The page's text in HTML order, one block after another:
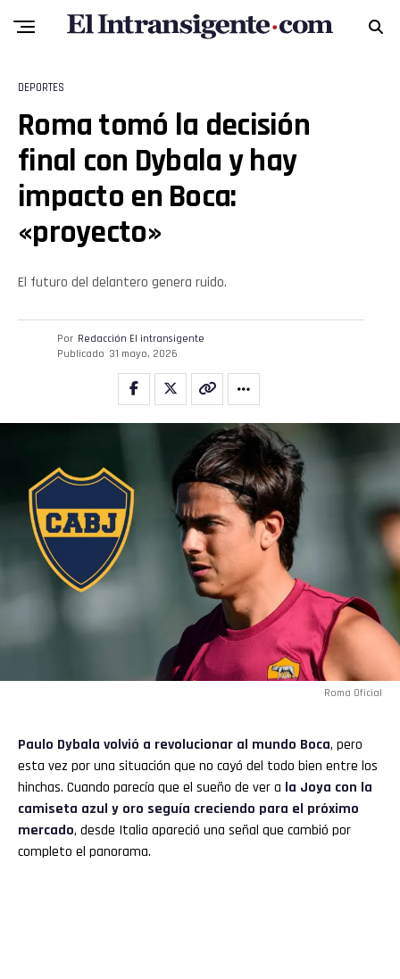
DEPORTES
Roma tomó la decisión
final con Dybala y hay
impacto en Boca:
«proyecto»
El futuro del delantero genera ruido.
Por Redacción El intransigente
Publicado 31 mayo, 2026
Roma Oficial
Paulo Dybala volvió a revolucionar al mundo Boca, pero
esta vez por una situación que no cayó del todo bien entre los
hinchas. Cuando parecía que el sueño de ver a la Joya con la
camiseta azul y oro seguía creciendo para el próximo
mercado, desde Italia apareció una señal que cambió por
completo el panorama.
Flipboard
Pinterest
Email